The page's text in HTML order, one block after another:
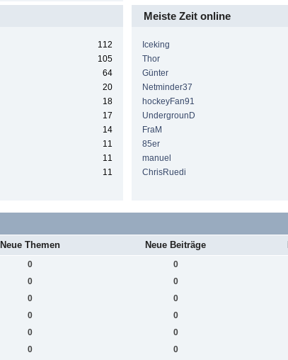
112
105
64
20
18
17
14
11
11
11
Meiste Zeit online
Iceking
Thor
Günter
Netminder37
hockeyFan91
UndergrounD
FraM
85er
manuel
ChrisRuedi
Neue Themen Neue Beiträge
0 0
0 0
0 0
0 0
0 0
0 0